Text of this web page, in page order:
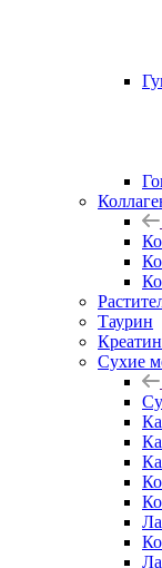
Таурин
Сухие